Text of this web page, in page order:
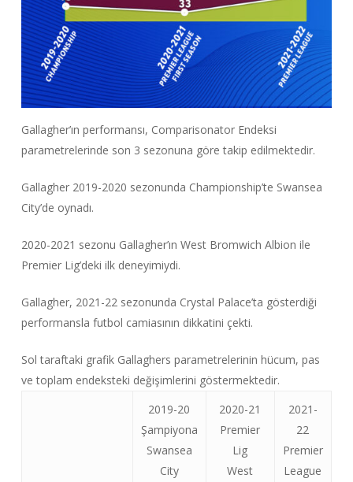
Gallagher’ın performansı, Comparisonator Endeksi
parametrelerinde son 3 sezonuna göre takip edilmektedir.
Gallagher 2019-2020 sezonunda Championship’te Swansea
City’de oynadı.
2020-2021 sezonu Gallagher’ın West Bromwich Albion ile
Premier Lig’deki ilk deneyimiydi.
Gallagher, 2021-22 sezonunda Crystal Palace’ta gösterdiği
performansla futbol camiasının dikkatini çekti.
Sol taraftaki grafik Gallaghers parametrelerinin hücum, pas
ve toplam endeksteki değişimlerini göstermektedir.
2019-20
Şampiyona
Swansea
City
2020-21
Premier
Lig
West
2021-
22
Premier
League